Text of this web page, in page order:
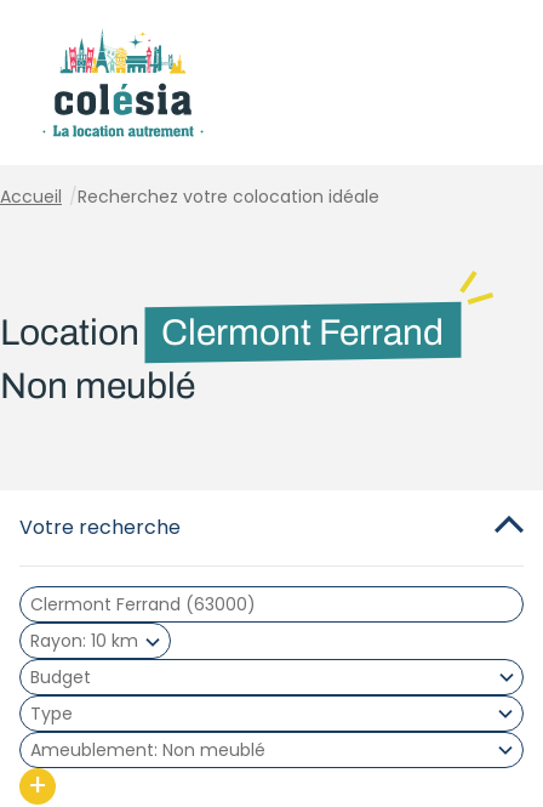
Accueil /Recherchez votre colocation idéale
Location
Clermont Ferrand
Non meublé
Votre recherche
Rayon 10 km
Type
Ameublement Non meublé
+